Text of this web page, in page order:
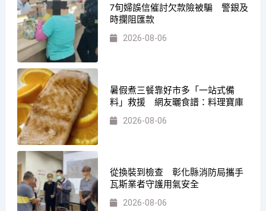
7旬婦誤信催討欠款險被騙 警銀及
時攔阻匯款
2026-08-06
暑假煮三餐靠好市多「一站式備
料」救援 網友曬食譜：料理寶庫
2026-08-06
從換裝到檢查 彰化縣消防局攜手
瓦斯業者守護用氣安全
2026-08-06